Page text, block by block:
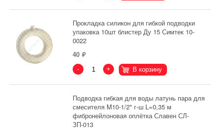
Прокладка силикон для гибкой подводки
упаковка 10шт блистер Ду 15 Симтек 10-
0022
40
- + В корзину
Подводка гибкая для воды латунь пара для
смесителя M10-1/2" г-ш L=0,35 м
фибронейлоновая оплётка Славен СЛ-
ЗП-013